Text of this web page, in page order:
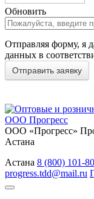
Обновить
Отправляя форму, я
данных в
ООО «Прогресс»
Астана
Астана 8 (800) 101-
progress.tdd@mail.ru